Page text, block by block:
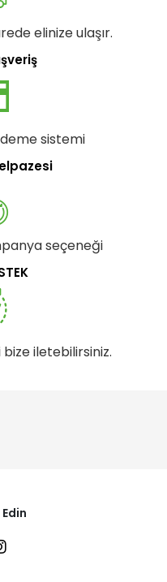
elinize ulaşır.
sistemi
seçeneği
iletebilirsiniz.